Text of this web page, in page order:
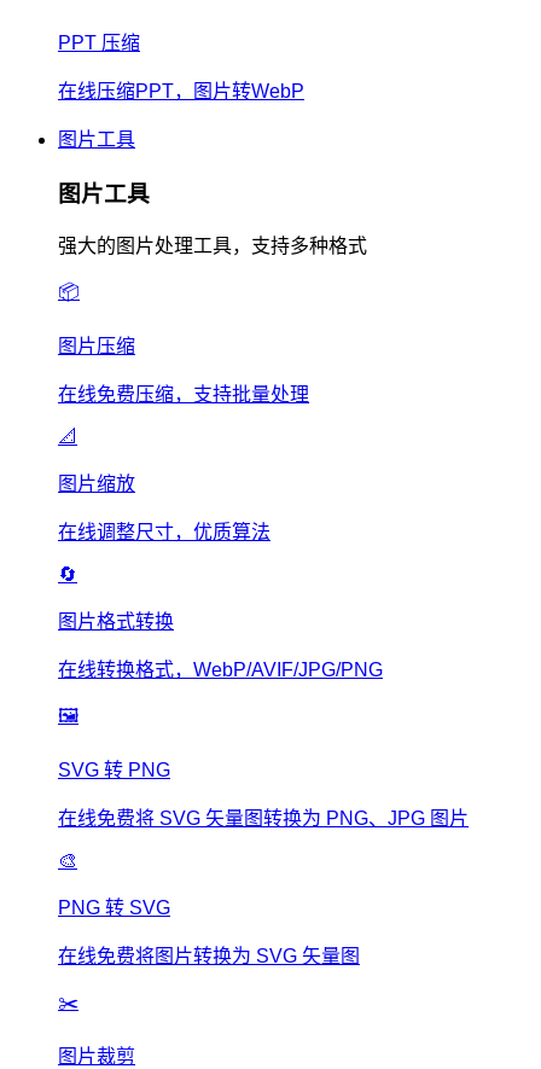
PPT 压缩
在线压缩PPT，图片转WebP
图片工具
图片工具
强大的图片处理工具，支持多种格式
📦
图片压缩
在线免费压缩，支持批量处理
📐
图片缩放
在线调整尺寸，优质算法
🔄
图片格式转换
在线转换格式，WebP/AVIF/JPG/PNG
🖼️
SVG 转 PNG
在线免费将 SVG 矢量图转换为 PNG、JPG 图片
🎨
PNG 转 SVG
在线免费将图片转换为 SVG 矢量图
✂️
图片裁剪